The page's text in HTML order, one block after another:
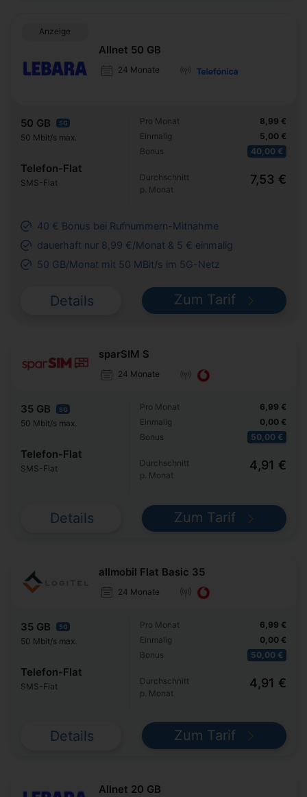
Anzeige
Allnet 50 GB
24 Monate
50 GB 5G
50 Mbit/s max.
Telefon-Flat
SMS-Flat
Pro Monat
Einmalig
Bonus
8,99 €
5,00 €
40,00 €
Durchschnitt
p. Monat
7,53 €
40 € Bonus bei Rufnummern-Mitnahme
dauerhaft nur 8,99 €/Monat & 5 € einmalig
50 GB/Monat mit 50 MBit/s im 5G-Netz
Details Zum Tarif
sparSIM S
24 Monate
35 GB 5G
50 Mbit/s max.
Telefon-Flat
SMS-Flat
Pro Monat
Einmalig
Bonus
6,99 €
0,00 €
50,00 €
Durchschnitt
p. Monat
4,91 €
Details Zum Tarif
allmobil Flat Basic 35
24 Monate
35 GB 5G
50 Mbit/s max.
Telefon-Flat
SMS-Flat
Pro Monat
Einmalig
Bonus
6,99 €
0,00 €
50,00 €
Durchschnitt
p. Monat
4,91 €
Details Zum Tarif
Allnet 20 GB